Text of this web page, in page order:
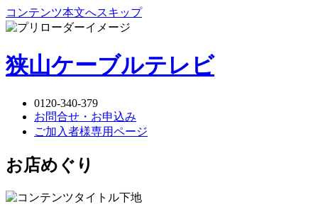
コンテンツ本文へスキップ
狭山ケーブルテレビ
0120-340-379
お問合せ・お申込み
ご加入者様専用ページ
お店めぐり